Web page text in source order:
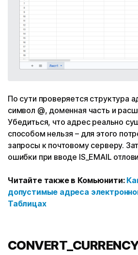
По сути проверяется структура
символ @, доменная часть и
Убедиться, что адрес реально
способом нельзя – для этого
запросы к почтовому серверу.
ошибки при вводе IS_EMAIL
Читайте также в Комьюнити:
допустимые адреса
Таблицах